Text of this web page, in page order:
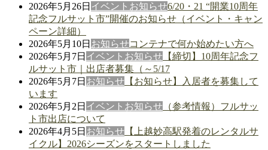
2026年5月26日 イベント お知らせ6/20・21 “開業10周年
記念フルサット市”開催のお知らせ（イベント・キャン
ペーン詳細）
2026年5月10日 お知らせコンテナで何か始めたい方へ
2026年5月7日 イベント お知らせ 【締切】10周年記念フ
ルサット市｜出店者募集（～5/17
2026年5月7日 お知らせ 【お知らせ】入居者を募集して
います
2026年5月2日 イベント お知らせ （参考情報）フルサッ
ト市出店について
2026年4月5日 お知らせ 【上越妙高駅発着のレンタルサ
イクル】2026シーズンをスタートしました